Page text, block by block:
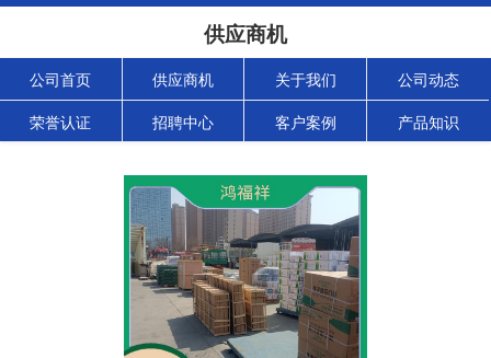
供应商机
公司首页 供应商机 关于我们 公司动态
荣誉认证 招聘中心 客户案例 产品知识